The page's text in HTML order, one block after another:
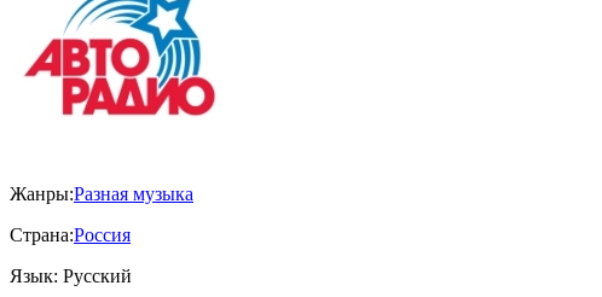
Жанры:Разная музыка
Страна:Россия
Язык: Русский